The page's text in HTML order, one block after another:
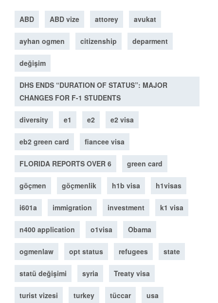
ABD ABD vize attorey avukat
ayhan ogmen citizenship deparment
değişim
DHS ENDS “DURATION OF STATUS”: MAJOR
CHANGES FOR F-1 STUDENTS
diversity e1 e2 e2 visa
eb2 green card fiancee visa
FLORIDA REPORTS OVER 6 green card
göçmen göçmenlik h1b visa h1visas
i601a immigration investment k1 visa
n400 application o1visa Obama
ogmenlaw opt status refugees state
statü değişimi syria Treaty visa
turist vizesi turkey tüccar usa